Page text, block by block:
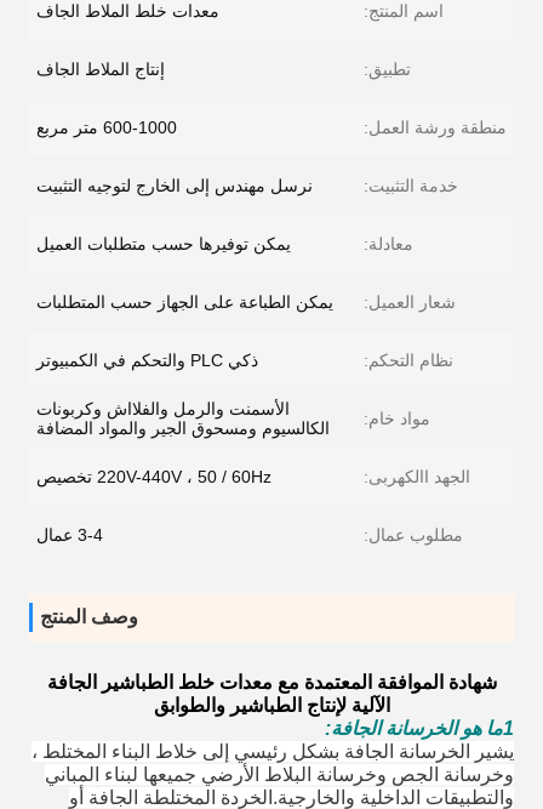
اسم المنتج: معدات خلط الملاط الجاف
تطبيق: إنتاج الملاط الجاف
منطقة ورشة العمل: 600-1000 متر مربع
خدمة التثبيت: نرسل مهندس إلى الخارج لتوجيه التثبيت
معادلة: يمكن توفيرها حسب متطلبات العميل
شعار العميل: يمكن الطباعة على الجهاز حسب المتطلبات
نظام التحكم: ذكي PLC والتحكم في الكمبيوتر
مواد خام:
الأسمنت والرمل والفلااش وكربونات
الكالسيوم ومسحوق الجير والمواد المضافة
الجهد االكهربى: 220V-440V ، 50 / 60Hz تخصيص
مطلوب عمال: 3-4 عمال
وصف المنتج
شهادة الموافقة المعتمدة مع معدات خلط الطباشير الجافة
الآلية لإنتاج الطباشير والطوابق
1ما هو الخرسانة الجافة:
يشير الخرسانة الجافة بشكل رئيسي إلى خلاط البناء المختلط ،
وخرسانة الجص وخرسانة البلاط الأرضي جميعها لبناء المباني
والتطبيقات الداخلية والخارجية.الخردة المختلطة الجافة أو